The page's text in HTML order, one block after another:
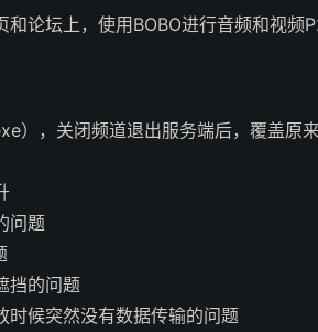
论坛上，使用BOBO进行音频和视频
），关闭频道退出服务端后，覆盖原
问题
挡的问题
时候突然没有数据传输的问题